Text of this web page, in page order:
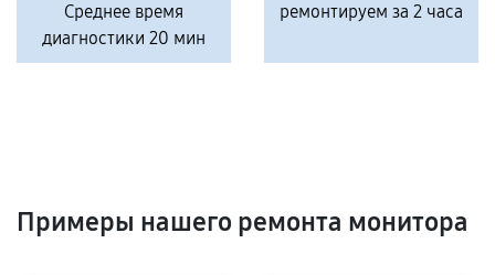
Среднее время
диагностики 20 мин
ремонтируем за 2 часа
Примеры нашего ремонта монитора